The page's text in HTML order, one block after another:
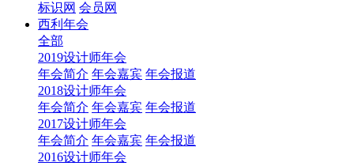
标识网 会员网
西利年会
全部
2019设计师年会
年会简介 年会嘉宾 年会报道
2018设计师年会
年会简介 年会嘉宾 年会报道
2017设计师年会
年会简介 年会嘉宾 年会报道
2016设计师年会